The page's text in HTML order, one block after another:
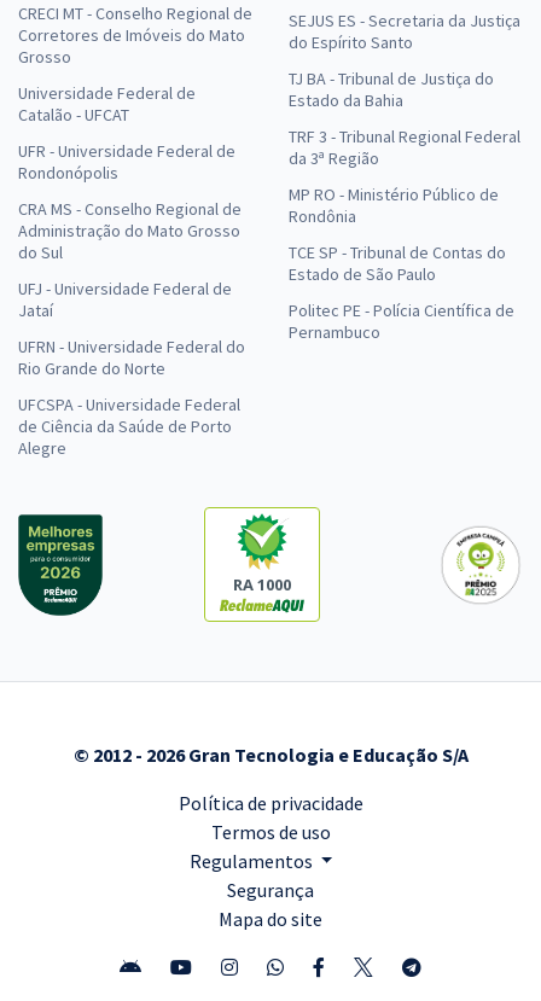
CRECI MT - Conselho Regional de
Corretores de Imóveis do Mato
Grosso
Universidade Federal de
Catalão - UFCAT
UFR - Universidade Federal de
Rondonópolis
CRA MS - Conselho Regional de
Administração do Mato Grosso
do Sul
UFJ - Universidade Federal de
Jataí
UFRN - Universidade Federal do
Rio Grande do Norte
UFCSPA - Universidade Federal
de Ciência da Saúde de Porto
Alegre
SEJUS ES - Secretaria da Justiça
do Espírito Santo
TJ BA - Tribunal de Justiça do
Estado da Bahia
TRF 3 - Tribunal Regional Federal
da 3ª Região
MP RO - Ministério Público de
Rondônia
TCE SP - Tribunal de Contas do
Estado de São Paulo
Politec PE - Polícia Científica de
Pernambuco
RA 1000
© 2012 - 2026 Gran Tecnologia e Educação S/A
Política de privacidade
Termos de uso
Regulamentos
Segurança
Mapa do site